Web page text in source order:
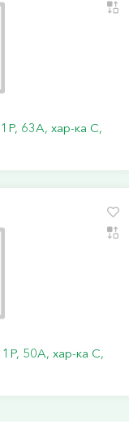
63А, хар-ка С,
50A, хар-ка C,